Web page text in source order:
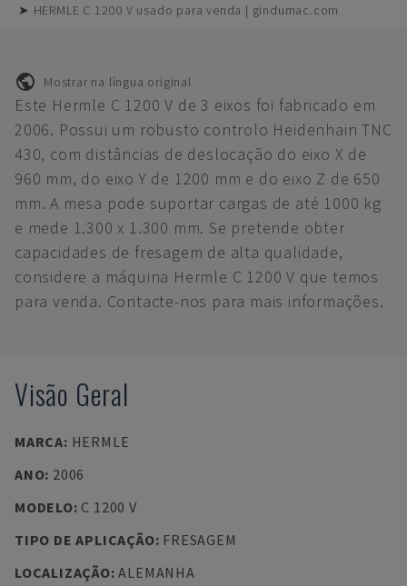
➤ HERMLE C 1200 V usado para venda | gindumac.com
Mostrar na língua original
Este Hermle C 1200 V de 3 eixos foi fabricado em
2006. Possui um robusto controlo Heidenhain TNC
430, com distâncias de deslocação do eixo X de
960 mm, do eixo Y de 1200 mm e do eixo Z de 650
mm. A mesa pode suportar cargas de até 1000 kg
e mede 1.300 x 1.300 mm. Se pretende obter
capacidades de fresagem de alta qualidade,
considere a máquina Hermle C 1200 V que temos
para venda. Contacte-nos para mais informações.
Visão Geral
MARCA: HERMLE
ANO: 2006
MODELO: C 1200 V
TIPO DE APLICAÇÃO: FRESAGEM
LOCALIZAÇÃO:ALEMANHA